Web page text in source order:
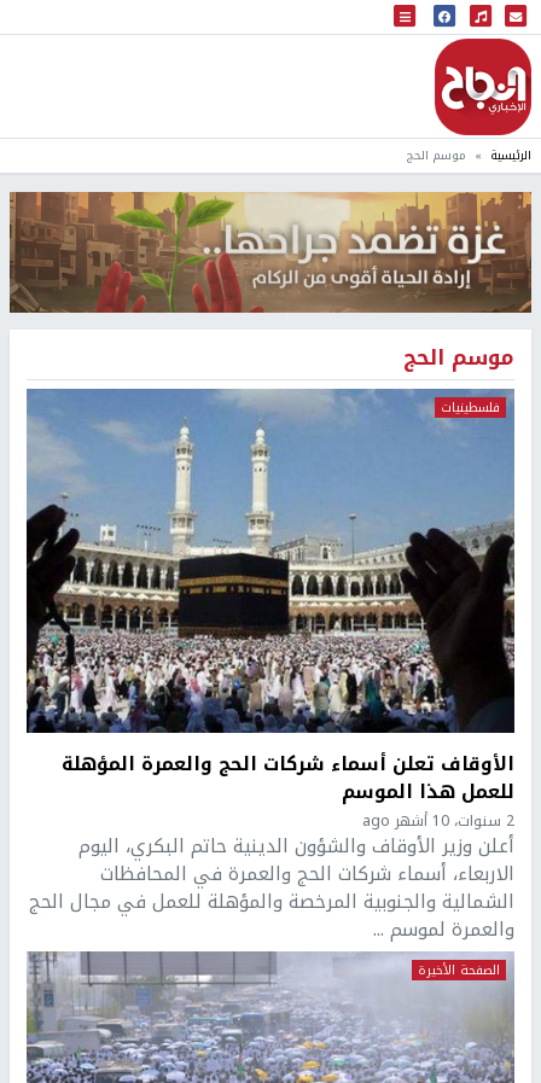
البث المباشر
إذاعة النجاح
الرئيسية موسم الحج
موسم الحج
فلسطينيات
الأوقاف تعلن أسماء شركات الحج والعمرة المؤهلة
للعمل هذا الموسم
2 سنوات، 10 أشهر ago
أعلن وزير الأوقاف والشؤون الدينية حاتم البكري، اليوم
الاربعاء، أسماء شركات الحج والعمرة في المحافظات
الشمالية والجنوبية المرخصة والمؤهلة للعمل في مجال الحج
والعمرة لموسم ...
الصفحة الأخيرة